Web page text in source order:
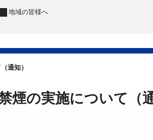
地域の皆様へ
通知）
煙の実施について（通